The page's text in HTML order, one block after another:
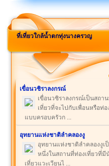
ที่เที่ยวใกล้น้ำตกทุ่งนางครวญ
เขื่อนวชิราลงกรณ์
เขื่อนวชิราลงกรณ์เป็นสถา
เที่ยวที่จะไปกับเพื่อนหรือท่อ
แบบครอบครัวก ...
อุทยานแห่งชาติลำคลองงู
อุทยานแห่งชาติลำคลองงูเ
หนึ่งในสถานที่ท่องเที่ยวที่มี
เที่ยวแวะเวียนไ ...